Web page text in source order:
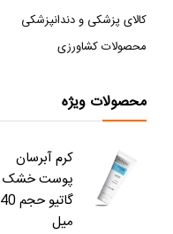
کالای پزشکی و دندانپزشکی
محصولات کشاورزی
محصولات ویژه
کرم آبرسان
پوست خشک
گاتیو حجم 40
میل